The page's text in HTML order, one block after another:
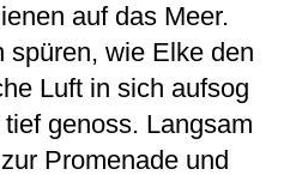
auf das Meer.
spüren, wie Elke den
Luft in sich aufsog
genoss. Langsam
Promenade und